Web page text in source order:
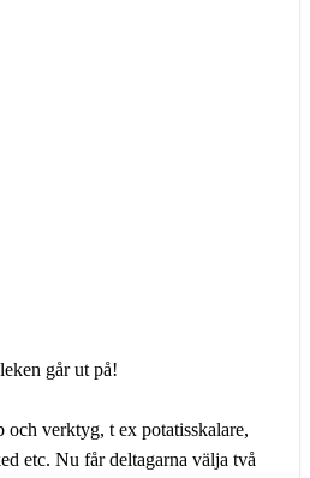
går ut på!
och verktyg, t ex potatisskalare,
etc. Nu får deltagarna välja två